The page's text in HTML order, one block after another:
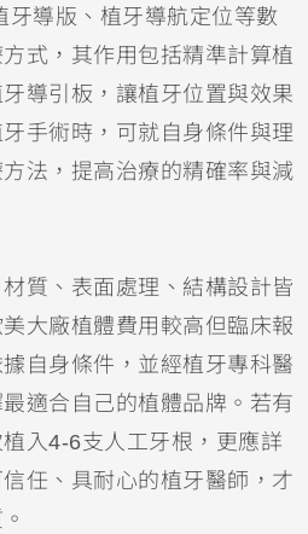
牙導版、植牙導航定位等數
式，其作用包括精準計算植
導引板，讓植牙位置與效果
手術時，可就自身條件與理
法，提高治療的精確率與減
質、表面處理、結構設計皆
大廠植體費用較高但臨床報
自身條件，並經植牙專科醫
適合自己的植體品牌。若有
入4-6支人工牙根，更應詳
任、具耐心的植牙醫師，才